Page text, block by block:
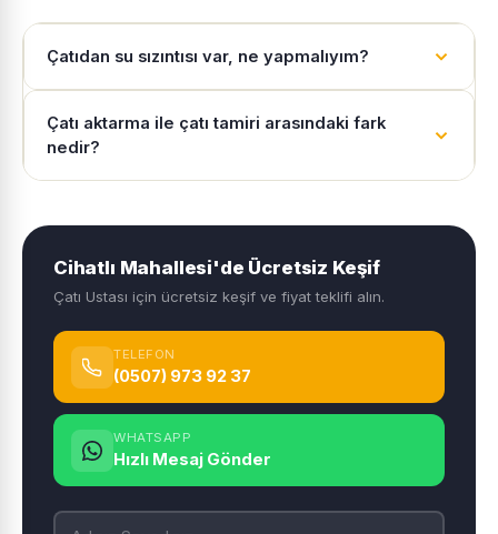
Çatıdan su sızıntısı var, ne yapmalıyım?
Çatı aktarma ile çatı tamiri arasındaki fark
nedir?
Cihatlı Mahallesi'de Ücretsiz Keşif
Çatı Ustası için ücretsiz keşif ve fiyat teklifi alın.
TELEFON
(0507) 973 92 37
WHATSAPP
Hızlı Mesaj Gönder